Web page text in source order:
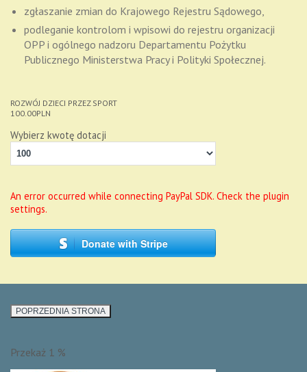
zgłaszanie zmian do Krajowego Rejestru Sądowego,
podleganie kontrolom i wpisowi do rejestru organizacji
OPP i ogólnego nadzoru Departamentu Pożytku
Publicznego Ministerstwa Pracy i Polityki Społecznej.
ROZWÓJ DZIECI PRZEZ SPORT
100.00PLN
Wybierz kwotę dotacji
An error occurred while connecting PayPal SDK. Check the plugin
settings.
Donate with Stripe
Przekaż 1 %